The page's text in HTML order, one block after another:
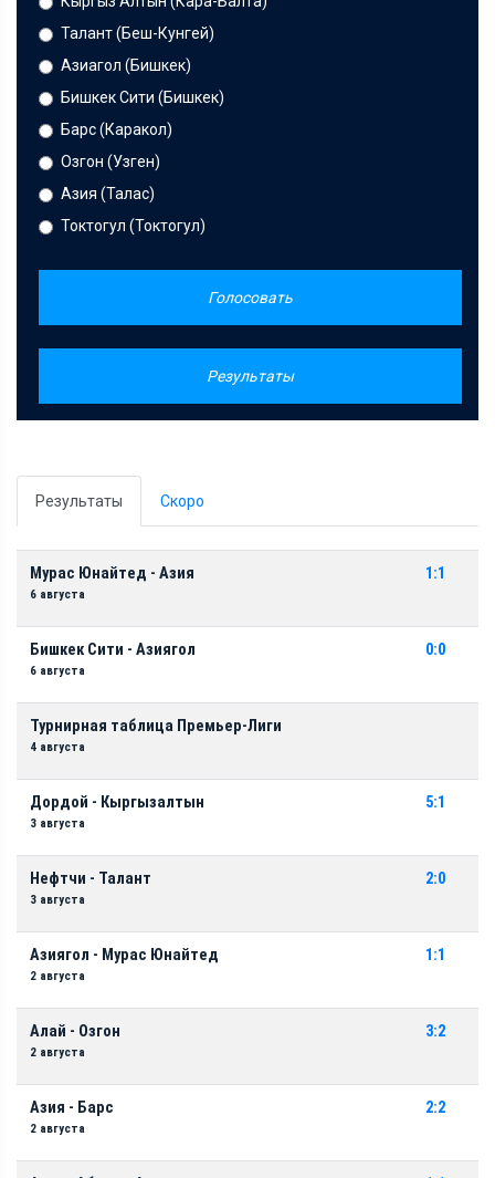
Талант (Беш-Кунгей)
Азиагол (Бишкек)
Бишкек Сити (Бишкек)
Барс (Каракол)
Озгон (Узген)
Азия (Талас)
Токтогул (Токтогул)
Голосовать
Результаты
Результаты Скоро
Мурас Юнайтед - Азия
6 августа
1:1
Бишкек Сити - Азиягол
6 августа
0:0
Турнирная таблица Премьер-Лиги
4 августа
Дордой - Кыргызалтын
3 августа
5:1
Нефтчи - Талант
3 августа
2:0
Азиягол - Мурас Юнайтед
2 августа
1:1
Алай - Озгон
2 августа
3:2
Азия - Барс
2 августа
2:2